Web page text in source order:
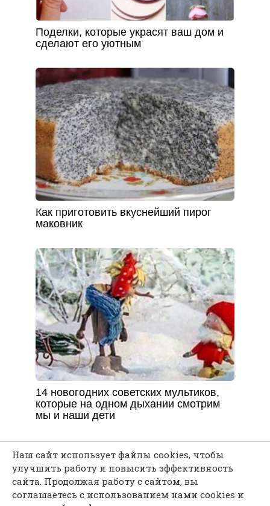
Поделки, которые украсят ваш дом и
сделают его уютным
Как приготовить вкуснейший пирог
маковник
14 новогодних советских мультиков,
которые на одном дыхании смотрим
мы и наши дети
Каждая мелочь может послужить твоему
Наш сайт использует файлы cookies, чтобы
улучшить работу и повысить эффективность
сайта. Продолжая работу с сайтом, вы
соглашаетесь с использованием нами cookies и